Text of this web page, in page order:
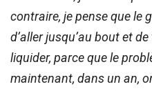
contraire, je pense que le
d’aller jusqu’au bout et
liquider, parce que le
maintenant, dans un an,